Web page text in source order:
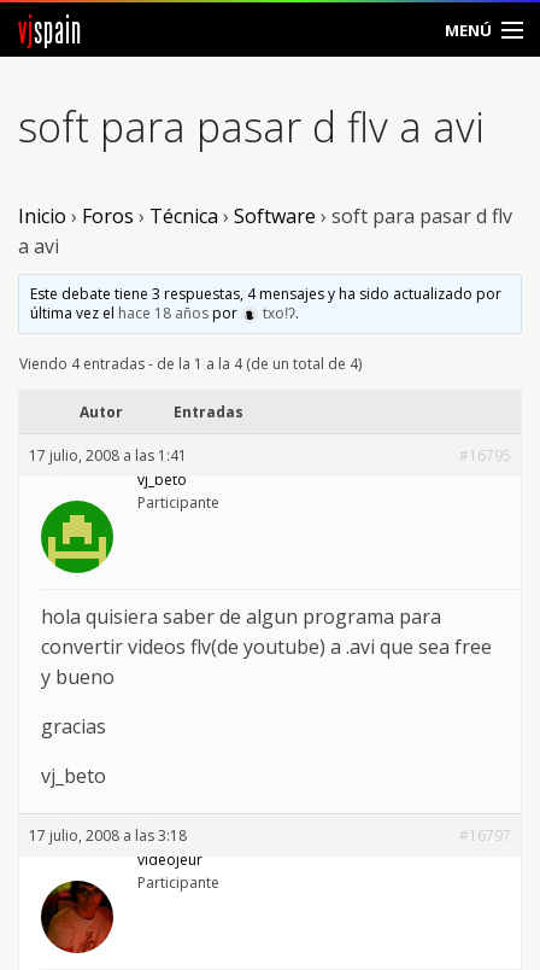
vjspain MENÚ
Foros
Vjspain
Ayuda
Contacto
soft para pasar d flv a avi
Inicio › Foros › Técnica › Software › soft para pasar d flv
a avi
Este debate tiene 3 respuestas, 4 mensajes y ha sido actualizado por
última vez el hace 18 añospor txoǃʔ.
Viendo 4 entradas - de la 1 a la 4 (de un total de 4)
Autor Entradas
17 julio, 2008 a las 1:41
#16795
vj_beto
Participante
hola quisiera saber de algun programa para
convertir videos flv(de youtube) a .avi que sea free
y bueno
gracias
vj_beto
17 julio, 2008 a las 3:18
#16797
videojeur
Participante